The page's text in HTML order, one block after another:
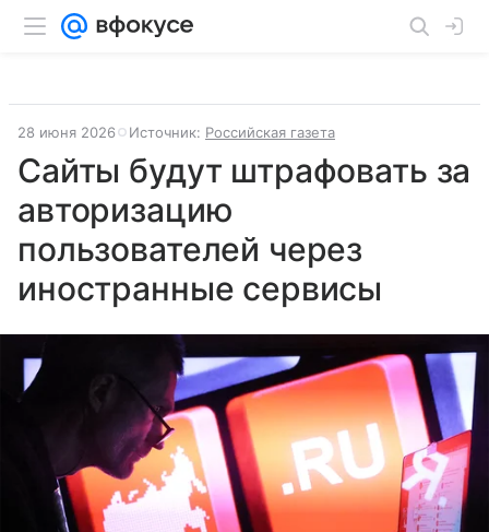
28 июня 2026 Источник: Российская газета
Сайты будут штрафовать за
авторизацию
пользователей через
иностранные сервисы